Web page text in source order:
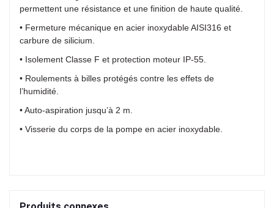
permettent une résistance et une finition de haute qualité.
• Fermeture mécanique en acier inoxydable AISI316 et
carbure de silicium.
• Isolement Classe F et protection moteur IP-55.
• Roulements à billes protégés contre les effets de
l’humidité.
• Auto-aspiration jusqu’à 2 m.
• Visserie du corps de la pompe en acier inoxydable.